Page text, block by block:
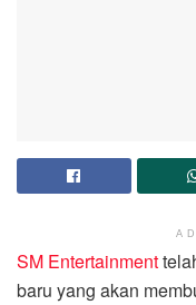
SM Entertainment
baru yang akan